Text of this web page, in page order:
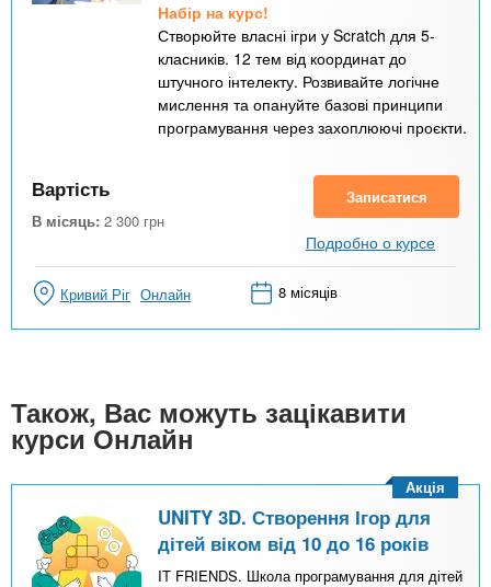
Набір на курс!
Створюйте власні ігри у Scratch для 5-
класників. 12 тем від координат до
штучного інтелекту. Розвивайте логічне
мислення та опануйте базові принципи
програмування через захоплюючі проєкти.
Вартість
В місяць: 2 300 грн
Записатися
Подробно о курсе
Кривий Ріг Онлайн 8 місяців
Також, Вас можуть зацікавити
курси Онлайн
UNITY 3D. Створення Ігор для
дітей віком від 10 до 16 років
IT FRIENDS. Школа програмування для дітей
Акція